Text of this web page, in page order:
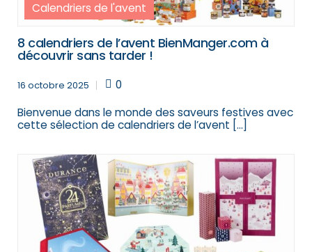
Calendriers de l'avent
8 calendriers de l’avent BienManger.com à
découvrir sans tarder !
16 octobre 2025
0
Bienvenue dans le monde des saveurs festives avec
cette sélection de calendriers de l’avent […]